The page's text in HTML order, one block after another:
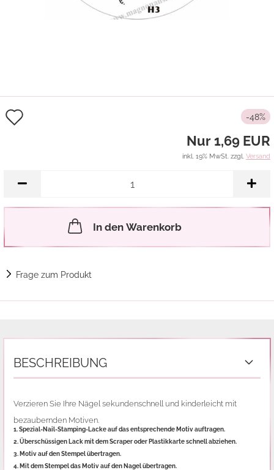
-48%
Nur 1,69 EUR
inkl. 19% MwSt. zzgl. Versand
In den Warenkorb
Frage zum Produkt
BESCHREIBUNG
Verzieren Sie Ihre Nägel sekundenschnell und kinderleicht mit
bezaubernden Motiven.
1. Spezial-Nail-Stamping-Lacke auf das entsprechende Motiv auftragen.
2. Überschüssigen Lack mit dem Scraper oder Plastikkarte schnell abziehen.
3. Motiv auf den Stempel übertragen.
4. Mit dem Stempel das Motiv auf den Nagel übertragen.